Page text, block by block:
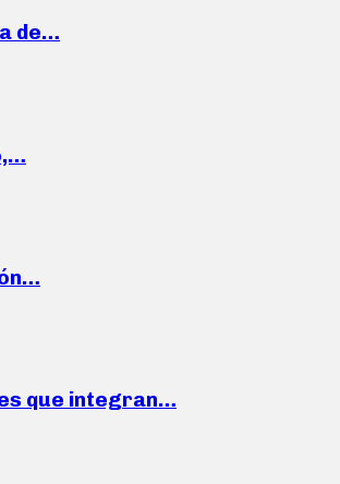
de…
que integran…